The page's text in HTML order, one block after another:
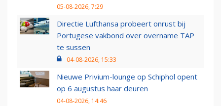
05-08-2026, 7:29
Directie Lufthansa probeert onrust bij
Portugese vakbond over overname TAP
te sussen
04-08-2026, 15:33
Nieuwe Privium-lounge op Schiphol opent
op 6 augustus haar deuren
04-08-2026, 14:46